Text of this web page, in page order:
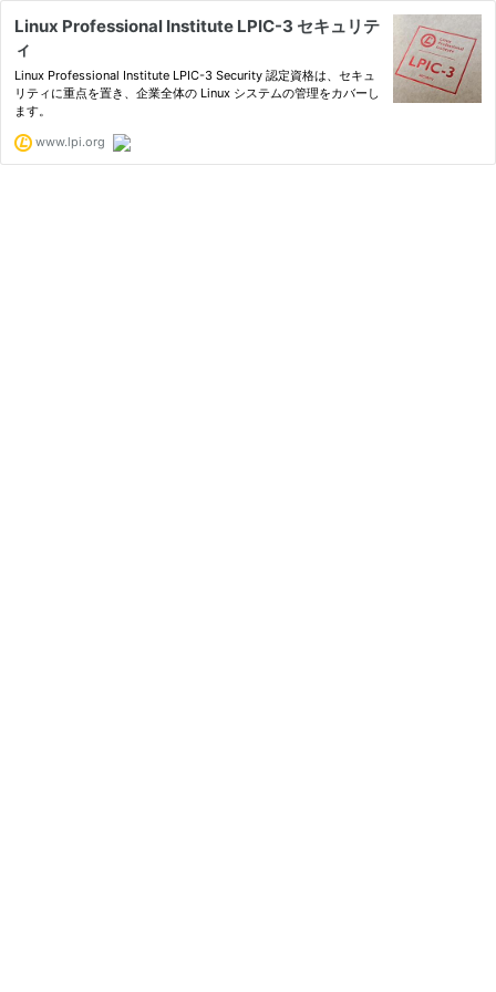
Linux Professional Institute LPIC-3 セキュリテ
ィ
Linux Professional Institute LPIC-3 Security 認定資格は、セキュ
リティに重点を置き、企業全体の Linux システムの管理をカバーし
ます。
www.lpi.org